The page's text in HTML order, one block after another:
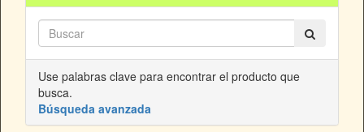
Use palabras clave para encontrar el producto que
busca.
Búsqueda avanzada